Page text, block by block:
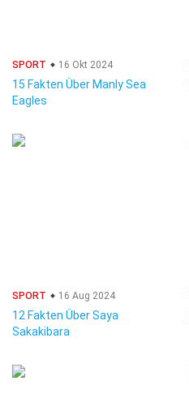
SPORT 16 Okt 2024
15 Fakten Über Manly Sea
Eagles
SPORT 16 Aug 2024
12 Fakten Über Saya
Sakakibara